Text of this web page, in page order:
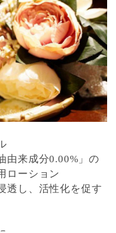
由来成分0.00%」の
ローション
透し、活性化を促す